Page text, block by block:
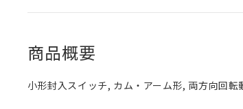
商品概要
小形封入スイッチ, カム・アーム形, 両方向回